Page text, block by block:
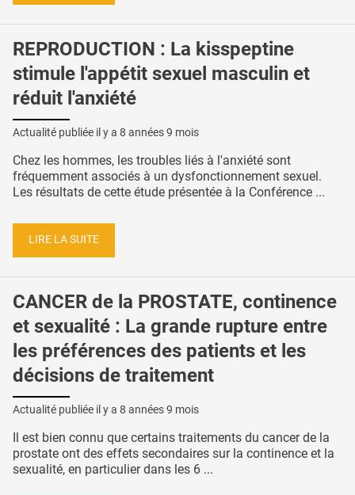
REPRODUCTION : La kisspeptine
stimule l'appétit sexuel masculin et
réduit l'anxiété
Actualité publiée il y a 8 années 9 mois
Chez les hommes, les troubles liés à l'anxiété sont
fréquemment associés à un dysfonctionnement sexuel.
Les résultats de cette étude présentée à la Conférence ...
LIRE LA SUITE
CANCER de la PROSTATE, continence
et sexualité : La grande rupture entre
les préférences des patients et les
décisions de traitement
Actualité publiée il y a 8 années 9 mois
Il est bien connu que certains traitements du cancer de la
prostate ont des effets secondaires sur la continence et la
sexualité, en particulier dans les 6 ...